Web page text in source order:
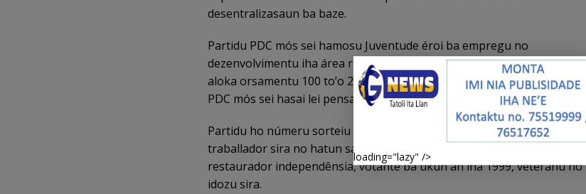
desentralizasaun ba baze.
Partidu PDC mós sei hamosu Juventude éroi ba empregu no
dezenvolvimentu iha área rurais. Programa prioritáriu seluk mak atu
aloka orsamentu 100 to’o 250 mil ba suku ida-idak kada tinan. Enkuantu
PDC mós sei hasai lei pensaun vitalísia no imunidade líder polítiku.
Partidu ho númeru sorteiu 16 ne’e mós sei hasae salariu ba funsionáriu,
traballador sira no hatun saláriu ba polítiku sira. Valoriza no rekonhese
restaurador independênsia, votante ba ukun an iha 1999, veteranu no
idozu sira.
loading="lazy" />